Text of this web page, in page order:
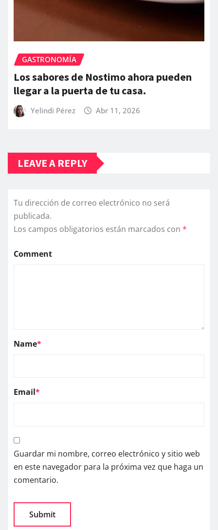
GASTRONOMÍA
Los sabores de Nostimo ahora pueden
llegar a la puerta de tu casa.
Yelindi Pérez Abr 11, 2026
LEAVE A REPLY
Tu dirección de correo electrónico no será
publicada.
Los campos obligatorios están marcados con *
Comment
Name*
Email*
Guardar mi nombre, correo electrónico y sitio web
en este navegador para la próxima vez que haga un
comentario.